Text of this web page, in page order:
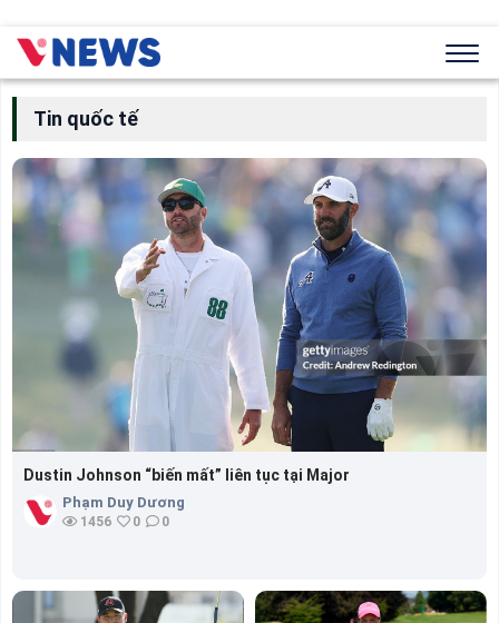
Tin quốc tế
Dustin Johnson “biến mất” liên tục tại Major
Phạm Duy Dương
1456 0 0